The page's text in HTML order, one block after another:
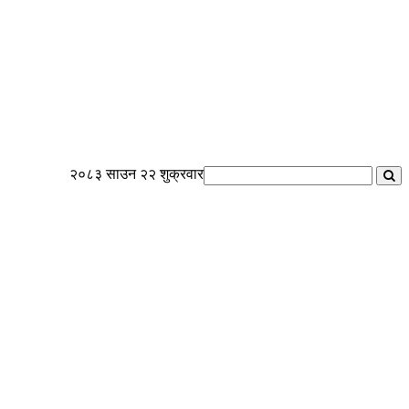
२०८३ साउन २२ शुक्रवार